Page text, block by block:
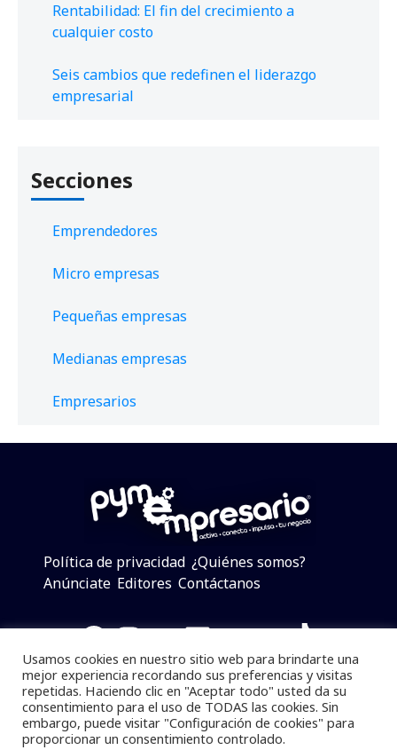
Rentabilidad: El fin del crecimiento a
cualquier costo
Seis cambios que redefinen el liderazgo
empresarial
Secciones
Emprendedores
Micro empresas
Pequeñas empresas
Medianas empresas
Empresarios
Política de privacidad ¿Quiénes somos?
Anúnciate Editores Contáctanos
Facebook
Instagram
Twitter
LinkedIn
Telegram
YouTube
TikTok
Pymempresario © 2025 Todos los derechos reservados.
Se prohibe el uso de la información total o parcial sin
Usamos cookies en nuestro sitio web para brindarte una
mejor experiencia recordando sus preferencias y visitas
repetidas. Haciendo clic en "Aceptar todo" usted da su
consentimiento para el uso de TODAS las cookies. Sin
embargo, puede visitar "Configuración de cookies" para
proporcionar un consentimiento controlado.